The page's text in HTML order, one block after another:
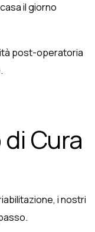
il giorno
post-operatoria
Cura
i nostri